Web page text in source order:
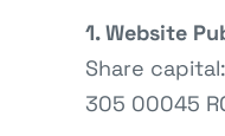
1. Website
Share
305 00045